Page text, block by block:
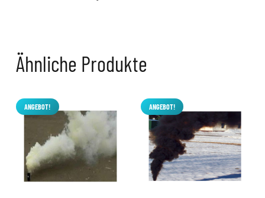
Ähnliche Produkte
ANGEBOT! ANGEBOT!